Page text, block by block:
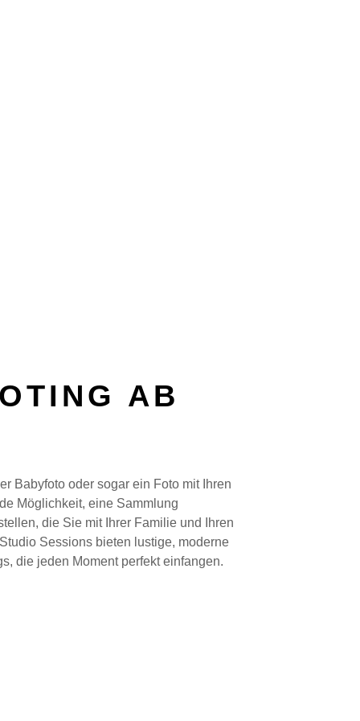
AB
Babyfoto oder sogar ein Foto mit Ihren
Möglichkeit, eine Sammlung
die Sie mit Ihrer Familie und Ihren
Sessions bieten lustige, moderne
die jeden Moment perfekt einfangen.